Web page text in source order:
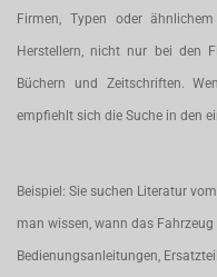
Firmen, Typen oder
Herstellern, nicht nur bei den
Büchern und Zeitschriften.
empfiehlt sich die Suche in den
Beispiel: Sie suchen Literatur
man wissen, wann das
Bedienungsanleitungen,